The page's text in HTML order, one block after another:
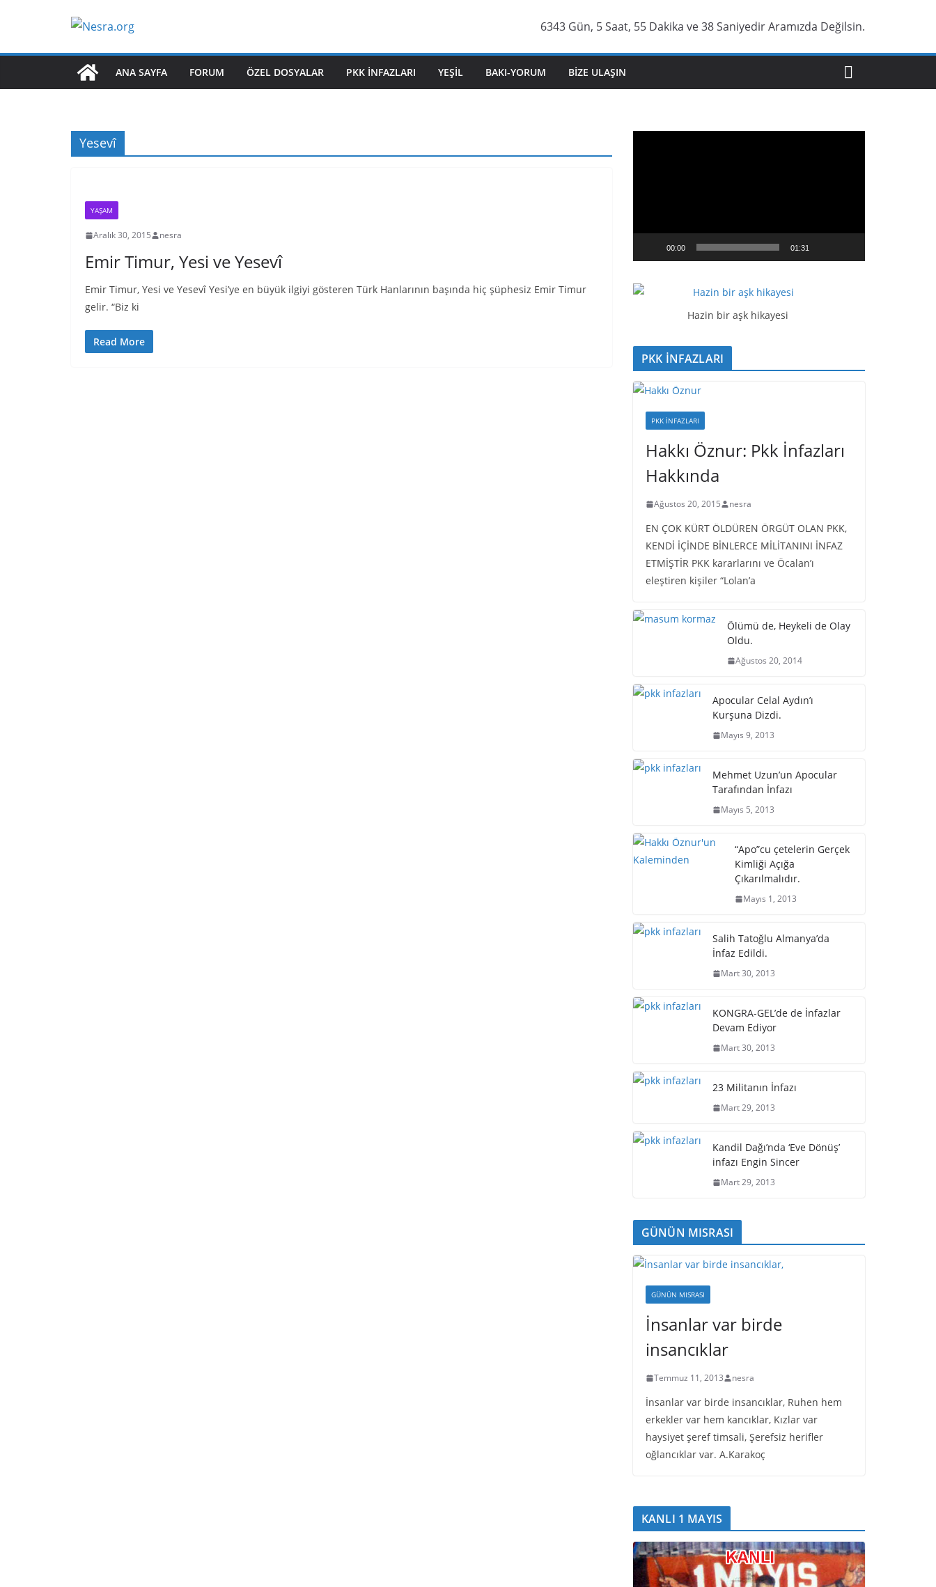
6343 Gün, 5 Saat, 55 Dakika ve 39 Saniyedir Aramızda Değilsin.
ANA SAYFA FORUM ÖZEL DOSYALAR PKK İNFAZLARI YEŞIL BAKI-YORUM BIZE ULAŞIN
Yesevî
YAŞAM
Aralık 30, 2015 nesra
Emir Timur, Yesi ve Yesevî
Emir Timur, Yesi ve Yesevî Yesi’ye en büyük ilgiyi gösteren Türk Hanlarının başında hiç şüphesiz Emir Timur
gelir. “Biz ki
Read More
n
t
ı
00:00 01:31
Hazin bir aşk hikayesi
PKK İNFAZLARI
PKK İNFAZLARI
Hakkı Öznur: Pkk İnfazları
Hakkında
Ağustos 20, 2015 nesra
EN ÇOK KÜRT ÖLDÜREN ÖRGÜT OLAN PKK,
KENDİ İÇİNDE BİNLERCE MİLİTANINI İNFAZ
ETMİŞTİR PKK kararlarını ve Öcalan’ı
eleştiren kişiler “Lolan’a
Ölümü de, Heykeli de Olay
Oldu.
Ağustos 20, 2014
Apocular Celal Aydın’ı
Kurşuna Dizdi.
Mayıs 9, 2013
Mehmet Uzun’un Apocular
Tarafından İnfazı
Mayıs 5, 2013
“Apo”cu çetelerin Gerçek
Kimliği Açığa
Çıkarılmalıdır.
Mayıs 1, 2013
Salih Tatoğlu Almanya’da
İnfaz Edildi.
Mart 30, 2013
KONGRA-GEL’de de İnfazlar
Devam Ediyor
Mart 30, 2013
23 Militanın İnfazı
Mart 29, 2013
Kandil Dağı’nda ‘Eve Dönüş’
infazı Engin Sincer
Mart 29, 2013
GÜNÜN MISRASI
GÜNÜN MISRASI
İnsanlar var birde
insancıklar
Temmuz 11, 2013 nesra
İnsanlar var birde insancıklar, Ruhen hem
erkekler var hem kancıklar, Kızlar var
haysiyet şeref timsali, Şerefsiz herifler
oğlancıklar var. A.Karakoç
KANLI 1 MAYIS